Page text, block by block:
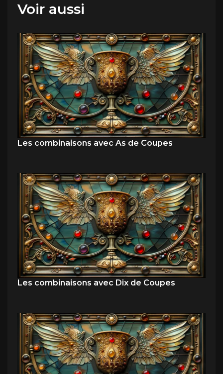
Voir aussi
Les combinaisons avec As de Coupes
Les combinaisons avec Dix de Coupes